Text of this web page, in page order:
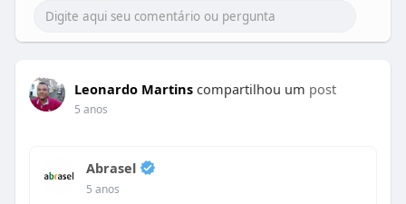
Leonardo Martins compartilhou um post
5 anos
Abrasel
5 anos